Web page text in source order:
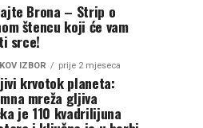
Brona – Strip o
štencu koji će vam
srce!
IZBOR prije 2 mjeseca
krvotok planeta:
mreža gljiva
je 110 kvadrilijuna